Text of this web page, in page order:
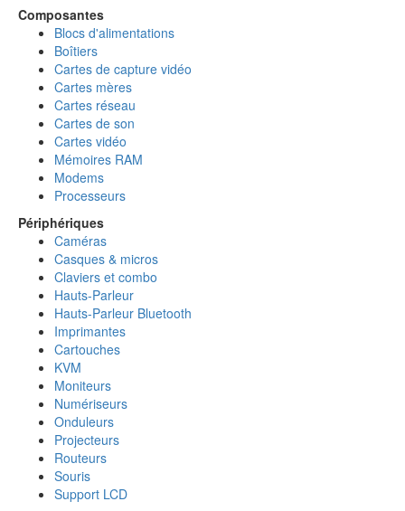
Composantes
Blocs d'alimentations
Boîtiers
Cartes de capture vidéo
Cartes mères
Cartes réseau
Cartes de son
Cartes vidéo
Mémoires RAM
Modems
Processeurs
Périphériques
Caméras
Casques & micros
Claviers et combo
Hauts-Parleur
Hauts-Parleur Bluetooth
Imprimantes
Cartouches
KVM
Moniteurs
Numériseurs
Onduleurs
Projecteurs
Routeurs
Souris
Support LCD